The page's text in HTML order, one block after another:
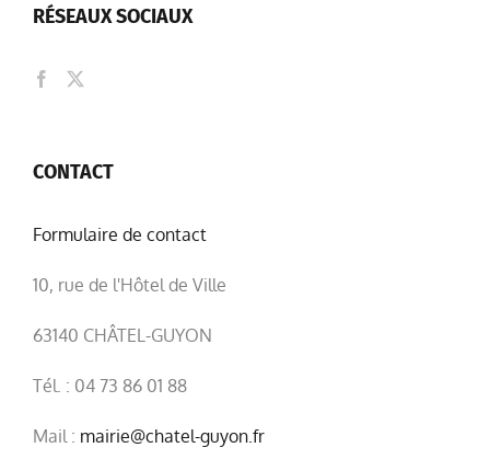
RÉSEAUX SOCIAUX
CONTACT
Formulaire de contact
10, rue de l'Hôtel de Ville
63140 CHÂTEL-GUYON
Tél. : 04 73 86 01 88
Mail : mairie@chatel-guyon.fr